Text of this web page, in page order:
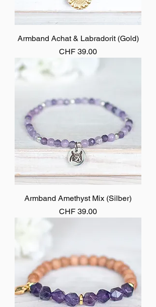
Armband Achat & Labradorit (Gold)
Preis
CHF 39.00
Armband Amethyst Mix (Silber)
Preis
CHF 39.00